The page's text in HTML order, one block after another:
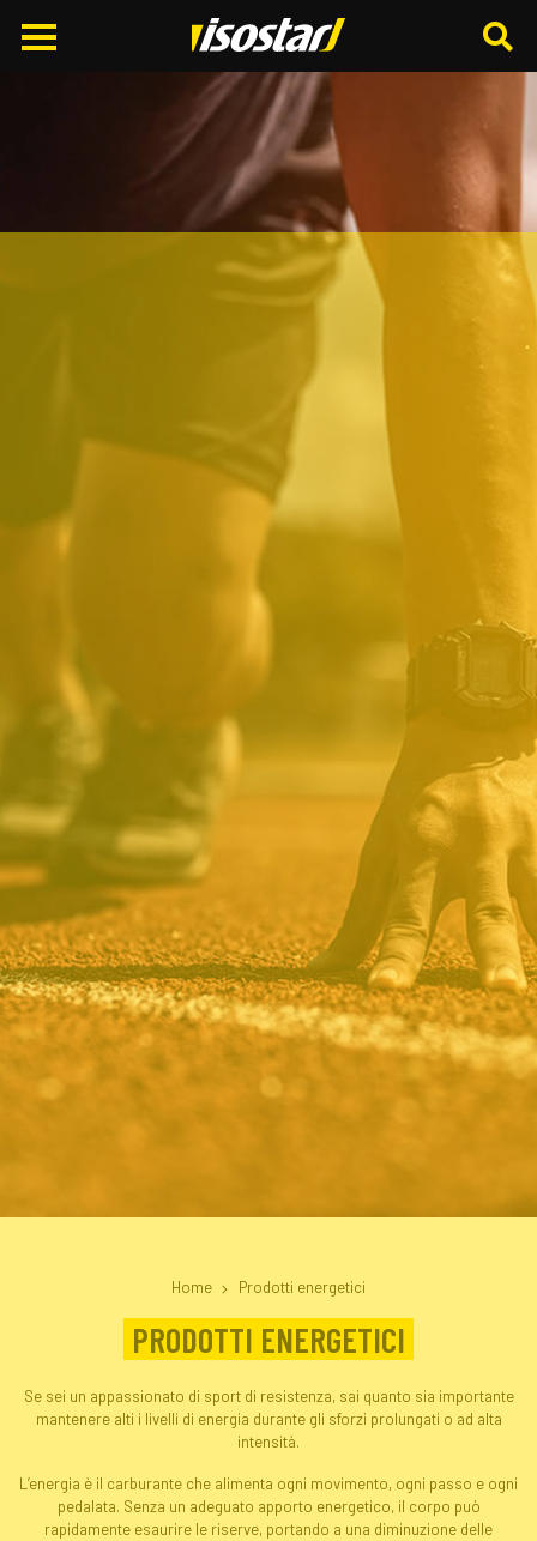
Cerca
nel
Home Prodotti energetici
PRODOTTI ENERGETICI
Se sei un appassionato di sport di resistenza, sai quanto sia importante
mantenere alti i livelli di energia durante gli sforzi prolungati o ad alta
intensità.
L’energia è il carburante che alimenta ogni movimento, ogni passo e ogni
pedalata. Senza un adeguato apporto energetico, il corpo può
rapidamente esaurire le riserve, portando a una diminuzione delle